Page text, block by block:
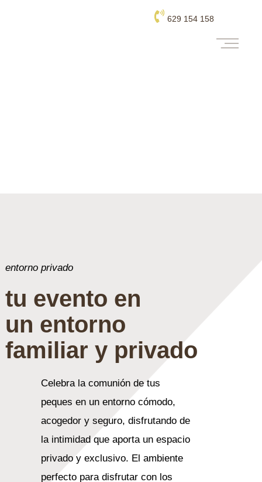
629 154 158
entorno privado
tu evento en
un entorno
familiar y privado
Celebra la comunión de tus
peques en un entorno cómodo,
acogedor y seguro, disfrutando de
la intimidad que aporta un espacio
privado y exclusivo. El ambiente
perfecto para disfrutar con los